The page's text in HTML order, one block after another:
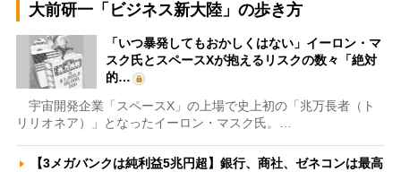
大前研一「ビジネス新大陸」の歩き方
「いつ暴発してもおかしくはない」イーロン・マ
スク氏とスペースXが抱えるリスクの数々「絶対
的…
宇宙開発企業「スペースX」の上場で史上初の「兆万長者（ト
リリオネア）」となったイーロン・マスク氏。…
【3メガバンクは純利益5兆円超】銀行、商社、ゼネコンは最高